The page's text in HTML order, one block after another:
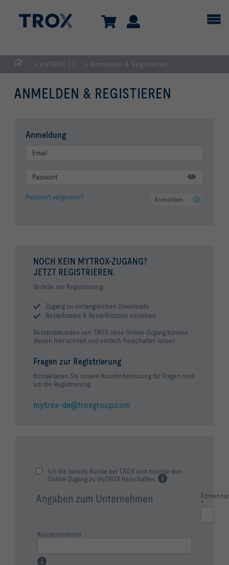
Home
myTROX DE Anmelden & Registieren
ANMELDEN & REGISTIEREN
Anmeldung
Passwort vergessen? Anmelden
NOCH KEIN MYTROX-ZUGANG?
JETZT REGISTRIEREN.
Vorteile der Registrierung:
Zugang zu umfangreichen Downloads
Bestellstatus & Bestellhistorie einsehen
Bestandskunden von TROX ohne Online-Zugang können
diesen hier schnell und einfach freischalten lassen.
Fragen zur Registrierung
Kontaktieren Sie unsere Kundenbetreuung für Fragen rund
um die Registrierung:
mytrox-de@troxgroup.com
Ich bin bereits Kunde bei TROX und möchte den
Online-Zugang zu myTROX freischalten.
Angaben zum Unternehmen
Kundennummer